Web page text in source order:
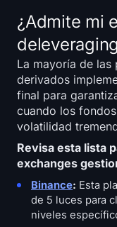
¿Admite mi
La mayoría de
derivados
final para
cuando los
volatilidad
Revisa esta lista
exchanges
Binance: Esta
de 5 luces para
niveles